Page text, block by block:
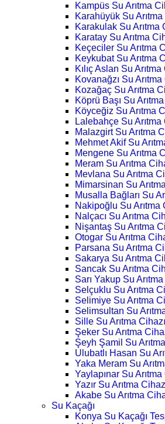
Kampüs Su Arıtma
Karahüyük Su Arıtma
Karakulak Su Arıtma
Karatay Su Arıtma
Keçeciler Su Arıtma
Keykubat Su Arıtma
Kılıç Aslan Su Arıtma
Kovanağzı Su Arıtma
Kozağaç Su Arıtma
Köprü Başı Su
Köyceğiz Su Arıtma
Lalebahçe Su Arıtma
Malazgirt Su Arıtma
Mehmet Akif Su
Mengene Su Arıtma
Meram Su Arıtma
Mevlana Su Arıtma
Mimarsinan Su
Musalla Bağları Su
Nakipoğlu Su Arıtma
Nalçacı Su Arıtma
Nişantaş Su Arıtma
Otogar Su Arıtma
Parsana Su Arıtma
Sakarya Su Arıtma
Sancak Su Arıtma
Sarı Yakup Su
Selçuklu Su Arıtma
Selimiye Su Arıtma
Selimsultan Su
Sille Su Arıtma Cihazı
Şeker Su Arıtma
Şeyh Şamil Su
Ulubatlı Hasan Su
Yaka Meram Su
Yaylapınar Su Arıtma
Yazır Su Arıtma
Akabe Su Arıtma
Su Kaçağı
Konya Su Kaçağı